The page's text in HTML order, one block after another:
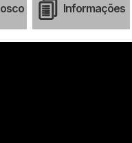
Informações